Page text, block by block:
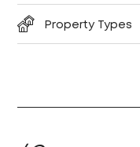
Property Types